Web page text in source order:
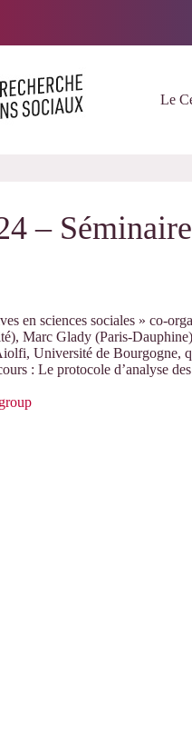
Le
–
en sciences sociales » co-
Marc Glady (Paris-
Université de Bourgogne,
: Le protocole d’analyse